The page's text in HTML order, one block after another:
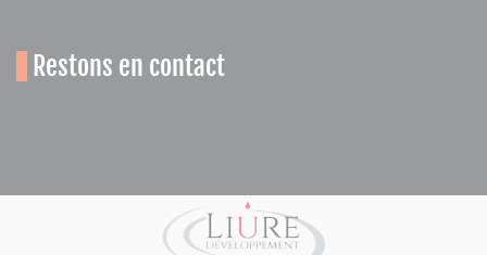
Restons en contact